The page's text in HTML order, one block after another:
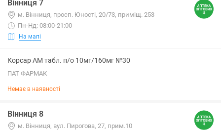
Вінниця 7
м. Вінниця, просп. Юності, 20/73, приміщ. 253
Пн-Нд: 08:00-21:00
На мапі
Корсар АМ табл. п/о 10мг/160мг №30
ПАТ ФАРМАК
Немає в наявності
Вінниця 8
м. Вінниця, вул. Пирогова, 27, прим.10